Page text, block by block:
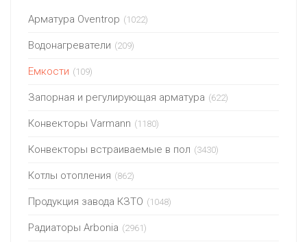
Арматура Oventrop (1022)
Водонагреватели (209)
Емкости (109)
Запорная и регулирующая арматура (622)
Конвекторы Varmann (1180)
Конвекторы встраиваемые в пол (3430)
Котлы отопления (862)
Продукция завода КЗТО (1048)
Радиаторы Arbonia (2961)